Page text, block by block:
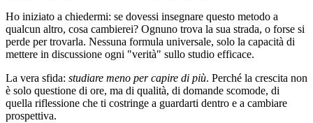
Ho iniziato a chiedermi: se dovessi insegnare questo metodo a
qualcun altro, cosa cambierei? Ognuno trova la sua strada, o forse si
perde per trovarla. Nessuna formula universale, solo la capacità di
mettere in discussione ogni "verità" sullo studio efficace.
La vera sfida: studiare meno per capire di più. Perché la crescita non
è solo questione di ore, ma di qualità, di domande scomode, di
quella riflessione che ti costringe a guardarti dentro e a cambiare
prospettiva.